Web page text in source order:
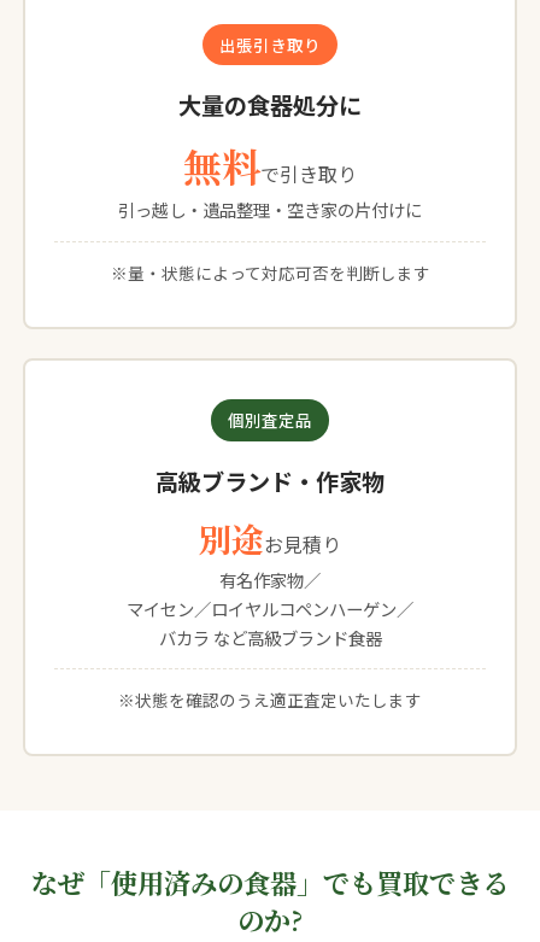
出張引き取り
大量の食器処分に
無料で引き取り
引っ越し・遺品整理・空き家の片付けに
※量・状態によって対応可否を判断します
個別査定品
高級ブランド・作家物
別途お見積り
有名作家物／
マイセン／ロイヤルコペンハーゲン／
バカラ など高級ブランド食器
※状態を確認のうえ適正査定いたします
なぜ「使用済みの食器」でも買取できる
のか?